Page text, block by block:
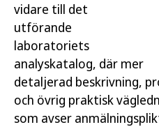
vidare till det
utförande
laboratoriets
analyskatalog, där mer
detaljerad beskrivning,
och övrig praktisk
som avser